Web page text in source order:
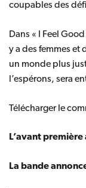
coupables des
Dans « I Feel
y a des femmes
un monde plus
l’espérons, sera
Télécharger le
L’avant
La bande